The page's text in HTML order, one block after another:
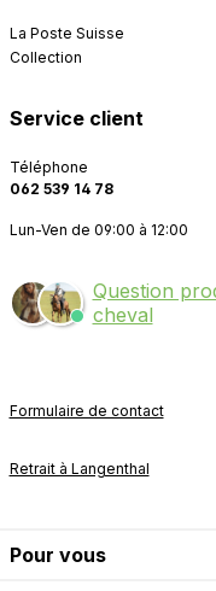
La Poste Suisse
Collection
Service client
Téléphone
062 539 14 78
Lun-Ven de 09:00 à 12:00
Question
cheval
Formulaire de contact
Retrait à Langenthal
Pour vous